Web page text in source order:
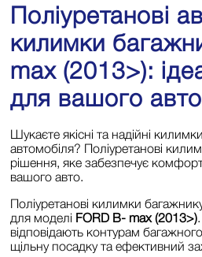
Поліуретанові
килимки
max (2013>):
для вашого авто
Шукаєте якісні та надійні
автомобіля? Поліуретанові
рішення, яке забезпечує
вашого авто.
Поліуретанові килимки
для моделі FORD B- max (2013>)
відповідають контурам
щільну посадку та ефективний